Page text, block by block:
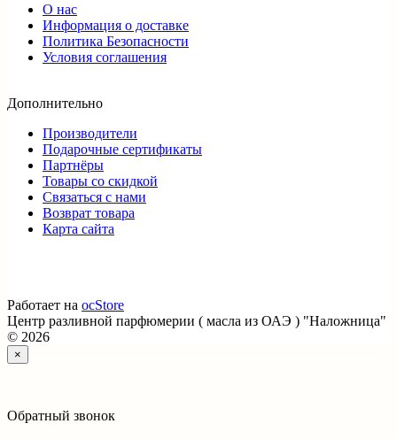
О нас
Информация о доставке
Политика Безопасности
Условия соглашения
Дополнительно
Производители
Подарочные сертификаты
Партнёры
Товары со скидкой
Связаться с нами
Возврат товара
Карта сайта
Работает на ocStore
Центр разливной парфюмерии ( масла из ОАЭ ) "Наложница"
© 2026
×
Обратный звонок